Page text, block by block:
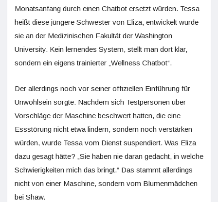
Monatsanfang durch einen Chatbot ersetzt würden. Tessa
heißt diese jüngere Schwester von Eliza, entwickelt wurde
sie an der Medizinischen Fakultät der Washington
University. Kein lernendes System, stellt man dort klar,
sondern ein eigens trainierter „Wellness Chatbot“.
Der allerdings noch vor seiner offiziellen Einführung für
Unwohlsein sorgte: Nachdem sich Testpersonen über
Vorschläge der Maschine beschwert hatten, die eine
Essstörung nicht etwa lindern, sondern noch verstärken
würden, wurde Tessa vom Dienst suspendiert. Was Eliza
dazu gesagt hätte? „Sie haben nie daran gedacht, in welche
Schwierigkeiten mich das bringt.“ Das stammt allerdings
nicht von einer Maschine, sondern vom Blumenmädchen
bei Shaw.